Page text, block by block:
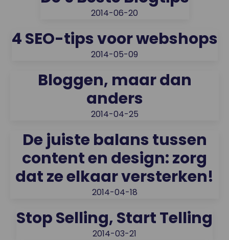
2014-06-20
4 SEO-tips voor webshops
2014-05-09
Bloggen, maar dan
anders
2014-04-25
De juiste balans tussen
content en design: zorg
dat ze elkaar versterken!
2014-04-18
Stop Selling, Start Telling
2014-03-21